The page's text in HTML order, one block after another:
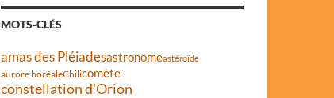
MOTS-CLÉS
amas des Pléiadesastronomeastéroïde
aurore boréaleChilicomète
constellation d'Orion